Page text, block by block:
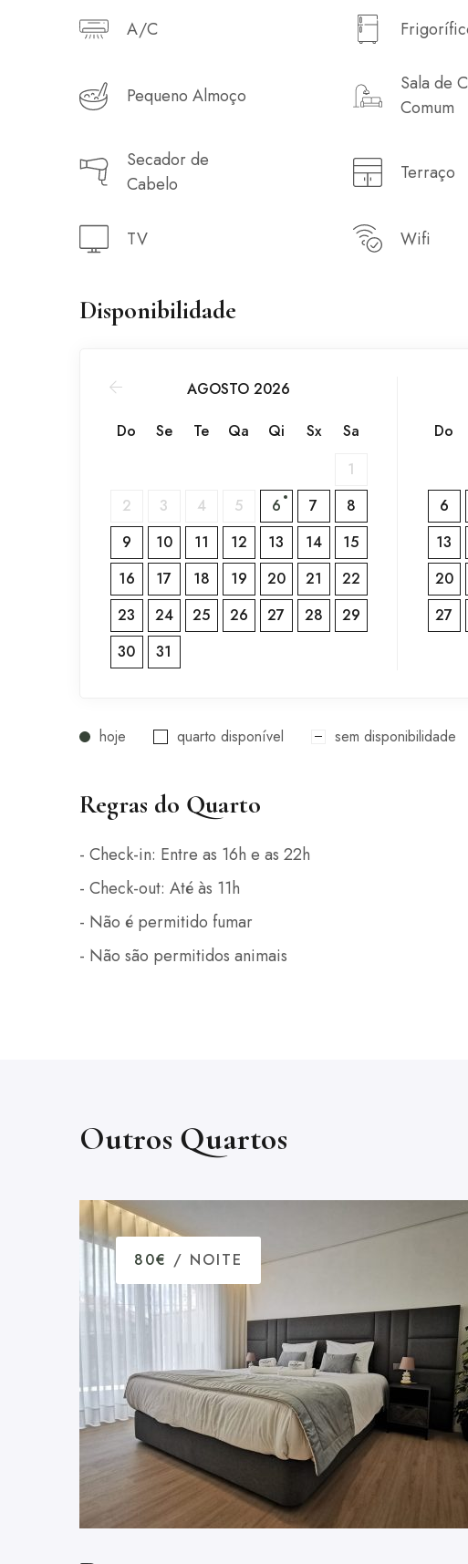
A/C
Pequeno Almoço
Sala de
Comum
Secador de
Cabelo
Terraço
TV Wifi
Disponibilidade
AGOSTO 2026
Do
Se Te Qa Qi Sx
Sa
1
2
3 4 5 6 7
8
9
10 11 12 13 14
15
16
17 18 19 20 21
22
23
24 25 26 27 28
29
30
31
Do
6
13
20
27
hoje quarto disponível sem disponibilidade
Regras do Quarto
- Check-in: Entre as 16h e as 22h
- Check-out: Até às 11h
- Não é permitido fumar
- Não são permitidos animais
Outros Quartos
80€ / NOITE